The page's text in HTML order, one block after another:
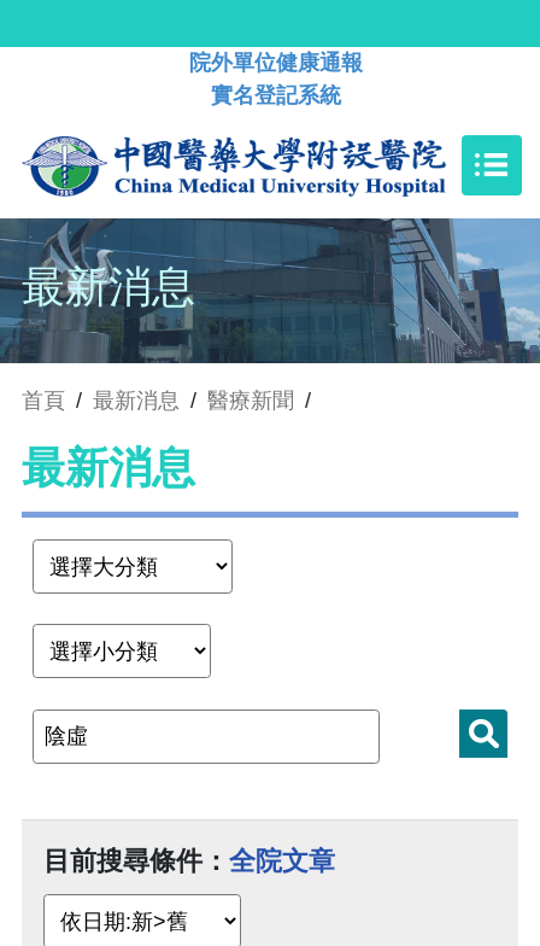
院外單位健康通報
實名登記系統
最新消息
首頁 / 最新消息 / 醫療新聞 /
最新消息
目前搜尋條件： 全院文章